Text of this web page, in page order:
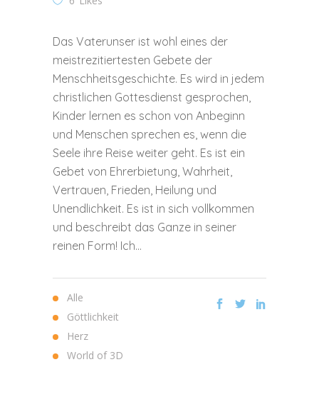
Das Vaterunser ist wohl eines der
meistrezitiertesten Gebete der
Menschheitsgeschichte. Es wird in jedem
christlichen Gottesdienst gesprochen,
Kinder lernen es schon von Anbeginn
und Menschen sprechen es, wenn die
Seele ihre Reise weiter geht. Es ist ein
Gebet von Ehrerbietung, Wahrheit,
Vertrauen, Frieden, Heilung und
Unendlichkeit. Es ist in sich vollkommen
und beschreibt das Ganze in seiner
reinen Form! Ich...
Alle
Göttlichkeit
Herz
World of 3D